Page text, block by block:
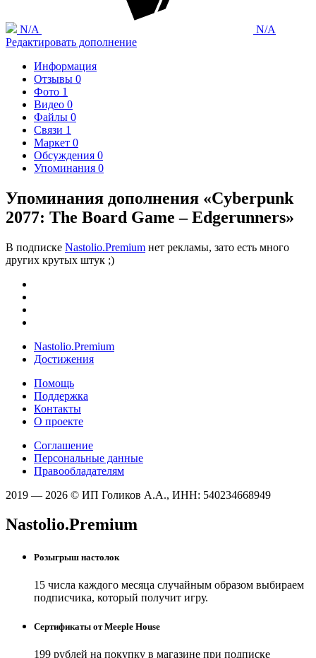
N/A
N/A
Редактировать дополнение
Информация
Отзывы 0
Фото 1
Видео 0
Файлы 0
Связи 1
Маркет 0
Обсуждения 0
Упоминания 0
Упоминания дополнения «Cyberpunk
2077: The Board Game – Edgerunners»
В подписке Nastolio.Premium нет рекламы, зато есть много
других крутых штук ;)
Nastolio.Premium
Достижения
Помощь
Поддержка
Контакты
О проекте
Соглашение
Персональные данные
Правообладателям
2019 — 2026 © ИП Голиков А.А., ИНН: 540234668949
Nastolio.Premium
Розыгрыш настолок
15 числа каждого месяца случайным образом выбираем
подписчика, который получит игру.
Сертификаты от Meeple House
199 рублей на покупку в магазине при подписке